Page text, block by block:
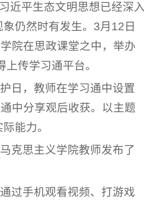
近平生态文明思想已经深入
仍然时有发生。3月12日
院在思政课堂之中，举办
传学习通平台。
日，教师在学习通中设置
中分享观后收获。以主题
能力。
克思主义学院教师发布了
过手机观看视频、打游戏